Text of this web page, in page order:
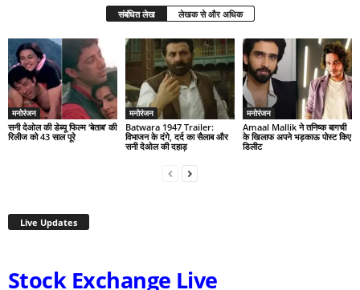
संबंधित लेख लेखक से और अधिक
मनोरंजन
सनी देओल की डेब्यू फिल्म ‘बेताब’ की
रिलीज को 43 साल पूरे
मनोरंजन
Batwara 1947 Trailer:
विभाजन के दंगे, दर्द का सैलाब और
सनी देओल की दहाड़
मनोरंजन
Amaal Mallik ने तनिष्क बागची
के खिलाफ अपने भड़काऊ पोस्ट किए
डिलीट
Live Updates
Stock Exchange Live